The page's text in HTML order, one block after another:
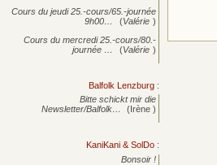
Cours du jeudi 25.-cours/65.-journée
9h00…
(Valérie )
Cours du mercredi 25.-cours/80.-
journée … (Valérie )
Balfolk Lenzburg :
Bitte schickt mir die
Newsletter/Balfolk…
(Irène )
KaniKani & SolDo :
Bonsoir !